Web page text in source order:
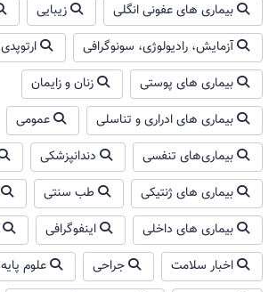
بیماری های عفونی انگلی
زیبایی
آزمایش، رادیولوژی، سونوگرافی
ارتوپدی
بیماری های پوستی
زنان و زایمان
بیماری های ادراری و تناسلی
عمومی
بیماری‌های تنفسی
دندانپزشکی
بیماری های ژنتیکی
طب سنتی
بیماری های داخلی
اینفوگرافی
اخبار سلامت
جراحی علوم پایه